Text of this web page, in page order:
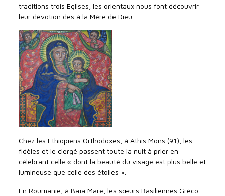
traditions trois Eglises, les orientaux nous font découvrir
leur dévotion des à la Mère de Dieu.
Chez les Ethiopiens Orthodoxes, à Athis Mons (91), les
fidèles et le clergé passent toute la nuit à prier en
célébrant celle « dont la beauté du visage est plus belle et
lumineuse que celle des étoiles ».
En Roumanie, à Baïa Mare, les sœurs Basiliennes Gréco-